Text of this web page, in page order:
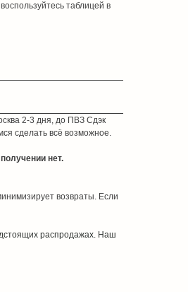
таблицей в
2-3 дня, до ПВЗ Сдэк
сделать всё возможное.
нет.
возвраты. Если
распродажах. Наш